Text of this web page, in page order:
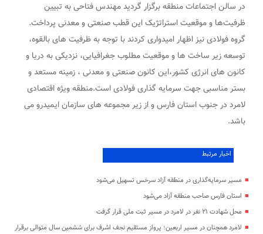
در سالن اجتماعات منطقه برگزار گردید مهندس فتاحی به تبیین
ظرفیت‌ها و موقعیت استراتژیک این قطب صنعتی و معدنی پرداخت.
گروه فولادی نیز اظهار امیدواری کردند با توجه به ظرفیت های بالقوه،
توسعه زیر ساخت ها و موقعیت مطلوب جغرافیایی، نزدیکی به دریا و
کانون های انرژی کشور،این کانون صنعتی و معدنی ، زمینه مستعد و
بستر مناسبی جهت سرمایه گذاری فولادی است.منطقه ویژه اقتصادی
لامرد در جنوب استان فارس و از زیر مجموعه های سازمان ایمیدرو می
باشد.
اخبار مرتبط
مسیر سرمایه‌گذاری در منطقه آزاد سرخس تسهیل می‌شود
استان فارس صاحب منطقه آزاد می‌شود
محل شهادت ۲۱ نفر در لامرد در مسیر ثبت ملی قرار گرفت
لامرد همچنان در مسیر اربعین؛ پرواز مستقیم نجف اشرف برای ششمین سال متوالی برقرار